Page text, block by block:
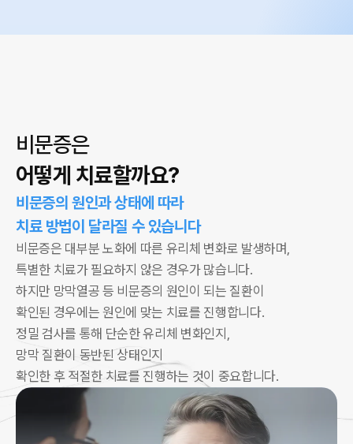
비문증은
어떻게 치료할까요?
비문증의 원인과 상태에 따라
치료 방법이 달라질 수 있습니다
비문증은 대부분 노화에 따른 유리체 변화로 발생하며,
특별한 치료가 필요하지 않은 경우가 많습니다.
하지만 망막열공 등 비문증의 원인이 되는 질환이
확인된 경우에는 원인에 맞는 치료를 진행합니다.
정밀 검사를 통해 단순한 유리체 변화인지,
망막 질환이 동반된 상태인지
확인한 후 적절한 치료를 진행하는 것이 중요합니다.